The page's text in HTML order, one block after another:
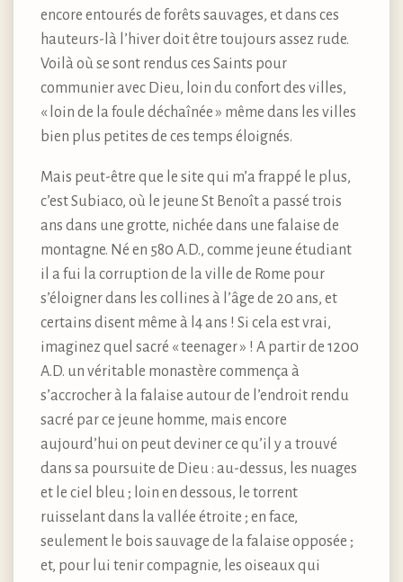
encore entourés de forêts sauvages, et dans ces
hauteurs-là l’hiver doit être toujours assez rude.
Voilà où se sont rendus ces Saints pour
communier avec Dieu, loin du confort des villes,
« loin de la foule déchaînée » même dans les villes
bien plus petites de ces temps éloignés.
Mais peut-être que le site qui m’a frappé le plus,
c’est Subiaco, où le jeune St Benoît a passé trois
ans dans une grotte, nichée dans une falaise de
montagne. Né en 580 A.D., comme jeune étudiant
il a fui la corruption de la ville de Rome pour
s’éloigner dans les collines à l’âge de 20 ans, et
certains disent même à l4 ans ! Si cela est vrai,
imaginez quel sacré « teenager » ! A partir de 1200
A.D. un véritable monastère commença à
s’accrocher à la falaise autour de l’endroit rendu
sacré par ce jeune homme, mais encore
aujourd’hui on peut deviner ce qu’il y a trouvé
dans sa poursuite de Dieu : au-dessus, les nuages
et le ciel bleu ; loin en dessous, le torrent
ruisselant dans la vallée étroite ; en face,
seulement le bois sauvage de la falaise opposée ;
et, pour lui tenir compagnie, les oiseaux qui